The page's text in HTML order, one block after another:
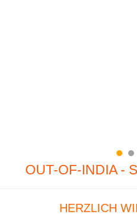
OUT-OF-INDIA -
HERZLICH